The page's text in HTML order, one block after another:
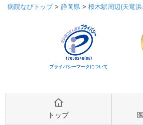
病院なびトップ> 静岡県 > 桜木駅周辺(天竜
プライバシーマークについて
トップ